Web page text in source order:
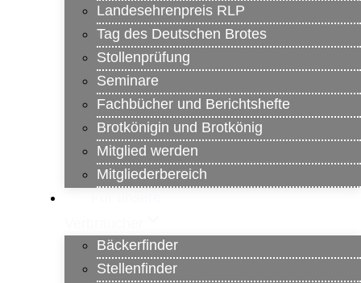
Landesehrenpreis RLP
Tag des Deutschen Brotes
Stollenprüfung
Seminare
Fachbücher und Berichtshefte
Brotkönigin und Brotkönig
Mitglied werden
Mitgliederbereich
Bäckerfinder
Stellenfinder